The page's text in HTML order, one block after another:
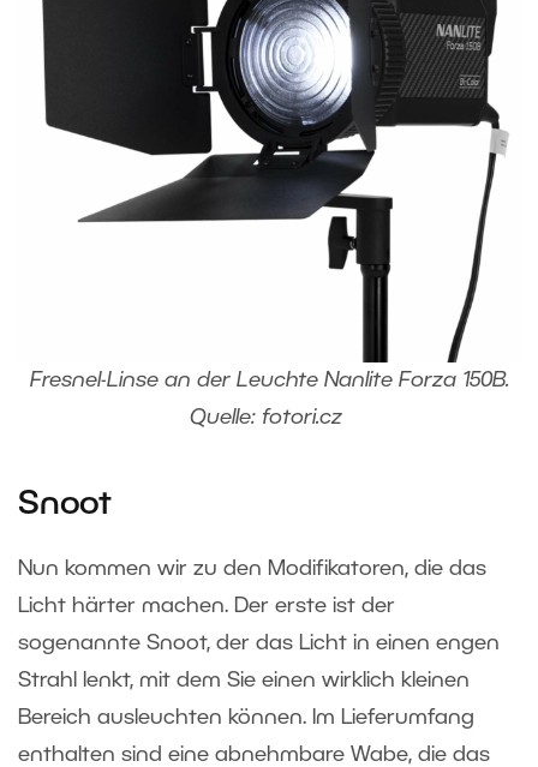
Fresnel-Linse an der Leuchte Nanlite Forza 150B.
Quelle: fotori.cz
Snoot
Nun kommen wir zu den Modifikatoren, die das
Licht härter machen. Der erste ist der
sogenannte Snoot, der das Licht in einen engen
Strahl lenkt, mit dem Sie einen wirklich kleinen
Bereich ausleuchten können. Im Lieferumfang
enthalten sind eine abnehmbare Wabe, die das